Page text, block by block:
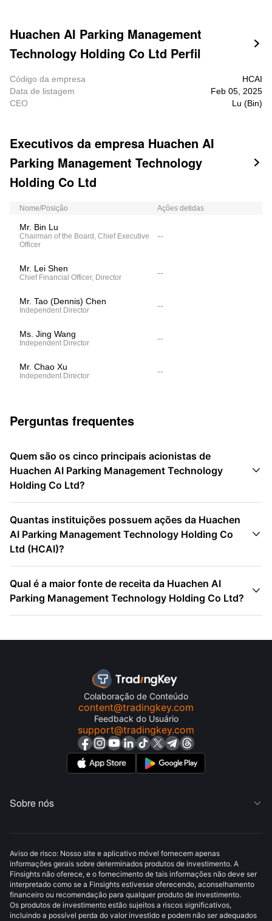
Huachen AI Parking Management
Technology Holding Co Ltd Perfil

Código da empresa
HCAI
Data de listagem
Feb 05, 2025
CEO
Lu (Bin)
Executivos da empresa Huachen AI
Parking Management Technology
Holding Co Ltd

Nome/Posição Ações detidas
Mr. Bin Lu
Chairman of the Board, Chief Executive
Officer
--
Mr. Lei Shen
Chief Financial Officer, Director --
Mr. Tao (Dennis) Chen
Independent Director --
Ms. Jing Wang
Independent Director --
Mr. Chao Xu
Independent Director --
Perguntas frequentes
Quem são os cinco principais acionistas de
Huachen AI Parking Management Technology
Holding Co Ltd?

Quantas instituições possuem ações da Huachen
AI Parking Management Technology Holding Co
Ltd (HCAI)?

Qual é a maior fonte de receita da Huachen AI
Parking Management Technology Holding Co Ltd?

Colaboração de Conteúdo
content@tradingkey.com
Feedback do Usuário
support@tradingkey.com
Sobre nós 
Aviso de risco: Nosso site e aplicativo móvel fornecem apenas
informações gerais sobre determinados produtos de investimento. A
Finsights não oferece, e o fornecimento de tais informações não deve ser
interpretado como se a Finsights estivesse oferecendo, aconselhamento
financeiro ou recomendação para qualquer produto de investimento.
Os produtos de investimento estão sujeitos a riscos significativos,
incluindo a possível perda do valor investido e podem não ser adequados